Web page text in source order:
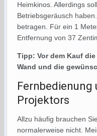
Heimkinos. Allerdings
Betriebsgeräusch
betragen. Für ein 1
Entfernung von 37
Tipp: Vor dem Kauf
Wand und die
Fernbedienung
Projektors
Allzu häufig brauchen
normalerweise nicht.